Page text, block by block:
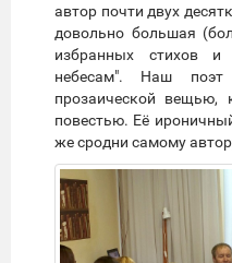
автор почти двух
довольно большая
избранных стихов
небесам". Наш
прозаической вещью,
повестью. Её
же сродни самому